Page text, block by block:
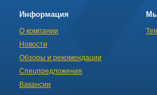
Информация
О компании
Новости
Обзоры и рекомендации
Спецпредложения
Вакансии